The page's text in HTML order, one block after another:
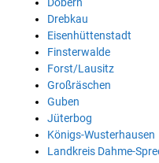
Döbern
Drebkau
Eisenhüttenstadt
Finsterwalde
Forst/Lausitz
Großräschen
Guben
Jüterbog
Königs-Wusterhausen
Landkreis Dahme-